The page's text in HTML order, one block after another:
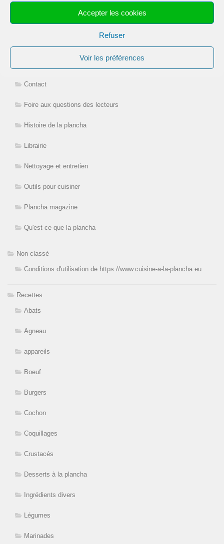
Accepter les cookies
Refuser
Voir les préférences
Mariner
Mes livres de cuisine
La plancha
Contact
Foire aux questions des lecteurs
Histoire de la plancha
Librairie
Nettoyage et entretien
Outils pour cuisiner
Plancha magazine
Qu'est ce que la plancha
Non classé
Conditions d'utilisation de https://www.cuisine-a-la-plancha.eu
Recettes
Abats
Agneau
appareils
Boeuf
Burgers
Cochon
Coquillages
Crustacés
Desserts à la plancha
Ingrédients divers
Légumes
Marinades